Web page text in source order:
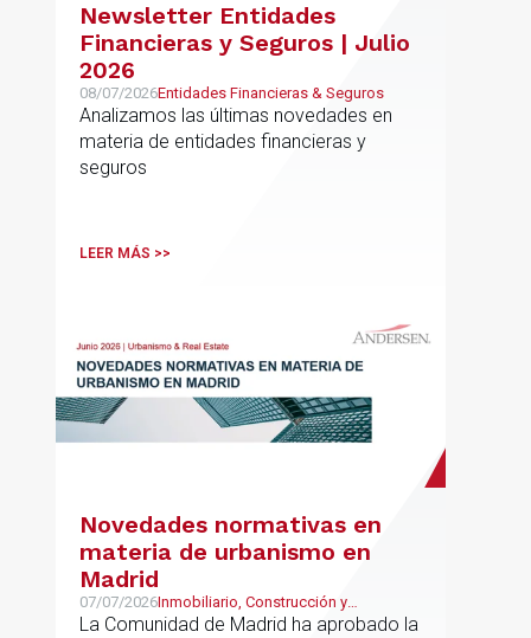
Newsletter Entidades
Financieras y Seguros | Julio
2026
08/07/2026Entidades Financieras & Seguros
Analizamos las últimas novedades en
materia de entidades financieras y
seguros
LEER MÁS >>
Novedades normativas en
materia de urbanismo en
Madrid
07/07/2026Inmobiliario, Construcción y
Urbanismo
La Comunidad de Madrid ha aprobado la